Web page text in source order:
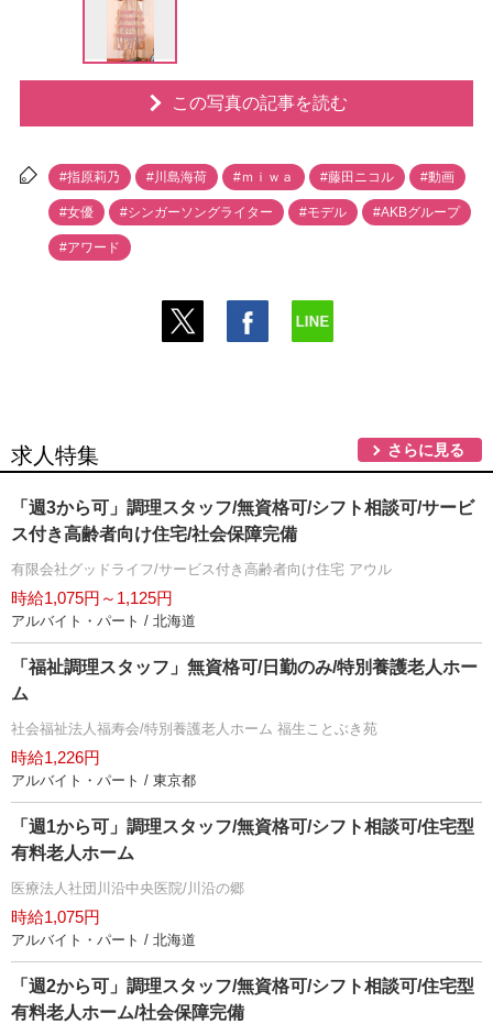
この写真の記事を読む
#指原莉乃 #川島海荷 #ｍｉｗａ #藤田ニコル #動画
#女優 #シンガーソングライター #モデル #AKBグループ
#アワード
求人特集 さらに見る
「週3から可」調理スタッフ/無資格可/シフト相談可/サービ
ス付き高齢者向け住宅/社会保障完備
有限会社グッドライフ/サービス付き高齢者向け住宅 アウル
時給1,075円～1,125円
アルバイト・パート / 北海道
「福祉調理スタッフ」無資格可/日勤のみ/特別養護老人ホー
ム
社会福祉法人福寿会/特別養護老人ホーム 福生ことぶき苑
時給1,226円
アルバイト・パート / 東京都
「週1から可」調理スタッフ/無資格可/シフト相談可/住宅型
有料老人ホーム
医療法人社団川沿中央医院/川沿の郷
時給1,075円
アルバイト・パート / 北海道
「週2から可」調理スタッフ/無資格可/シフト相談可/住宅型
有料老人ホーム/社会保障完備